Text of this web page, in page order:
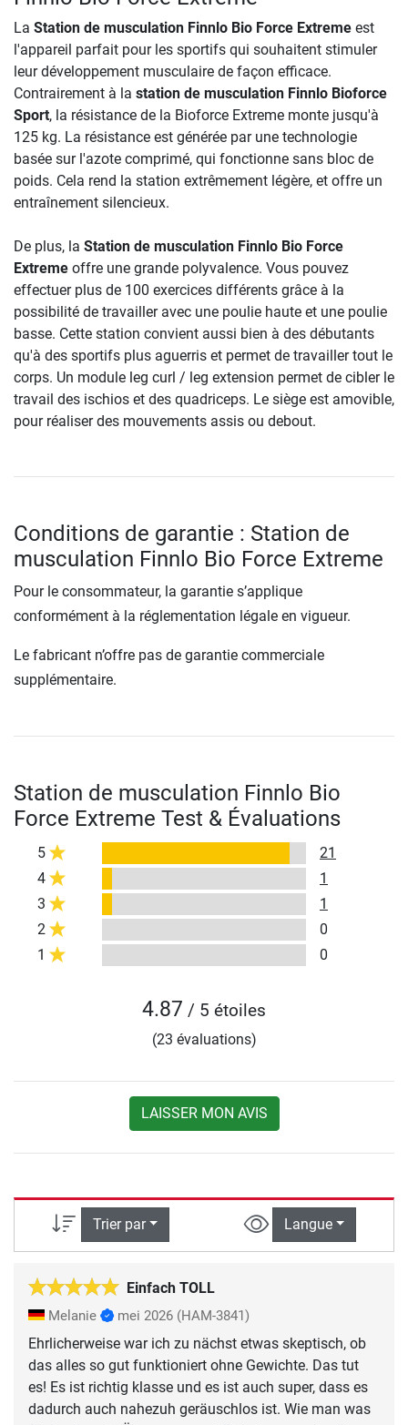
La Station de musculation Finnlo Bio Force Extreme est
l'appareil parfait pour les sportifs qui souhaitent stimuler
leur développement musculaire de façon efficace.
Contrairement à la station de musculation Finnlo Bioforce
Sport, la résistance de la Bioforce Extreme monte jusqu'à
125 kg. La résistance est générée par une technologie
basée sur l'azote comprimé, qui fonctionne sans bloc de
poids. Cela rend la station extrêmement légère, et offre un
entraînement silencieux.
De plus, la Station de musculation Finnlo Bio Force
Extreme offre une grande polyvalence. Vous pouvez
effectuer plus de 100 exercices différents grâce à la
possibilité de travailler avec une poulie haute et une poulie
basse. Cette station convient aussi bien à des débutants
qu'à des sportifs plus aguerris et permet de travailler tout le
corps. Un module leg curl / leg extension permet de cibler le
travail des ischios et des quadriceps. Le siège est amovible,
pour réaliser des mouvements assis ou debout.
Conditions de garantie : Station de
musculation Finnlo Bio Force Extreme
Pour le consommateur, la garantie s’applique
conformément à la réglementation légale en vigueur.
Le fabricant n’offre pas de garantie commerciale
supplémentaire.
Station de musculation Finnlo Bio
Force Extreme Test & Évaluations
5
21
4
1
3
1
2
0
1
0
4.87 / 5 étoiles
(23 évaluations)
LAISSER MON AVIS
Trier par Langue
Einfach TOLL
Melanie mei 2026 (HAM-3841)
Ehrlicherweise war ich zu nächst etwas skeptisch, ob
das alles so gut funktioniert ohne Gewichte. Das tut
es! Es ist richtig klasse und es ist auch super, dass es
dadurch auch nahezuh geräuschlos ist. Wie man was